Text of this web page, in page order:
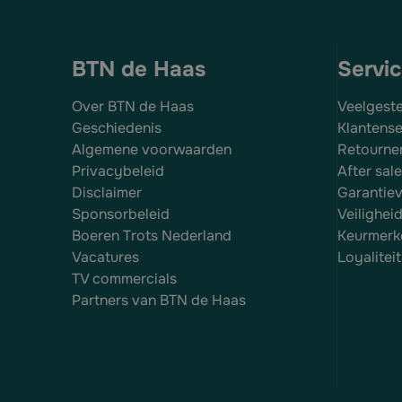
BTN de Haas
Over BTN de Haas
Geschiedenis
Algemene voorwaarden
Privacybeleid
Disclaimer
Sponsorbeleid
Boeren Trots Nederland
Vacatures
TV commercials
Partners van BTN de Haas
After